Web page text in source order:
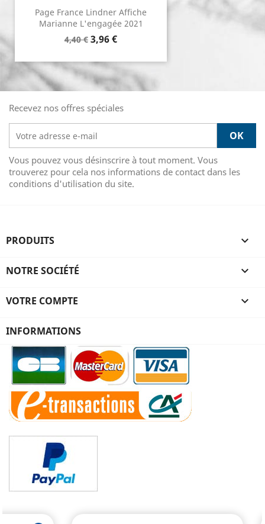
Page France Lindner Affiche
Marianne L'engagée 2021
Prix de base
4,40 € Prix
3,96 €
Recevez nos offres spéciales
Vous pouvez vous désinscrire à tout moment. Vous
trouverez pour cela nos informations de contact dans les
conditions d'utilisation du site.
PRODUITS 
NOTRE SOCIÉTÉ 
VOTRE COMPTE 
INFORMATIONS